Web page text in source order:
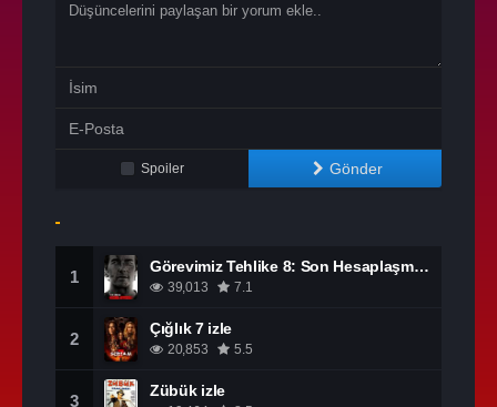
Spoiler Gönder
1
Görevimiz Tehlike 8: Son Hesaplaşma izle
39,013 7.1
2
Çığlık 7 izle
20,853 5.5
3
Zübük izle